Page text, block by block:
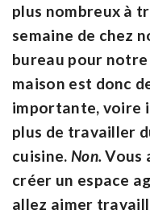
plus nombreux à
semaine de chez
bureau pour
maison est donc
importante, voire
plus de travailler
cuisine. Non. Vous
créer un espace
allez aimer